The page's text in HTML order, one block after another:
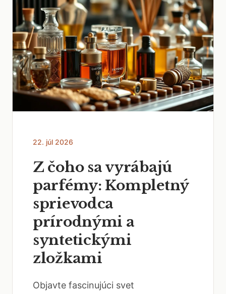
22. júl 2026
Z čoho sa vyrábajú
parfémy: Kompletný
sprievodca
prírodnými a
syntetickými
zložkami
Objavte fascinujúci svet